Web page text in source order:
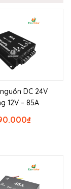
DC 24V
12V – 85A
₫